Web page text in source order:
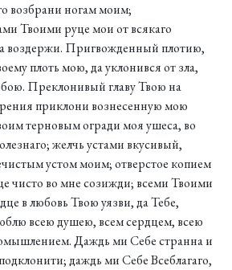
возбрани ногам моим;
Твоими руце мои от всякаго
воздержи. Пригвожденный плотию,
плоть мою, да уклонився от зла,
Преклонивый главу Твою на
приклони вознесенную мою
терновым огради моя ушеса, во
желчь устами вкусивый,
устом моим; отверстое копием
чисто во мне созижди; всеми Твоими
в любовь Твою уязви, да Тебе,
всею душею, всем сердцем, всею
Даждь ми Себе странна и
даждь ми Себе Всеблагаго,